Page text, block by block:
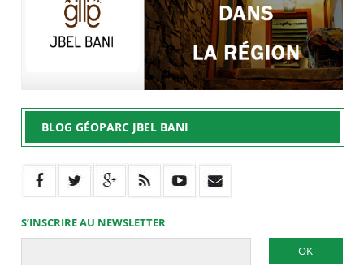
BLOG GÉOPARC JBEL BANI
S’INSCRIRE AU NEWSLETTER